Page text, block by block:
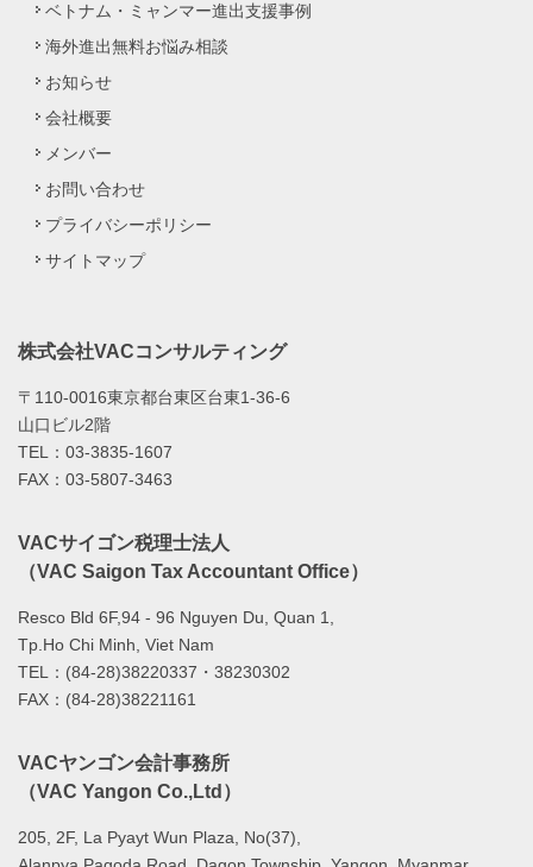
ベトナム・ミャンマー進出支援事例
海外進出無料お悩み相談
お知らせ
会社概要
メンバー
お問い合わせ
プライバシーポリシー
サイトマップ
株式会社VACコンサルティング
〒110-0016東京都台東区台東1-36-6
山口ビル2階
TEL：03-3835-1607
FAX：03-5807-3463
VACサイゴン税理士法人
（VAC Saigon Tax Accountant Office）
Resco Bld 6F,94 - 96 Nguyen Du, Quan 1,
Tp.Ho Chi Minh, Viet Nam
TEL：(84-28)38220337・38230302
FAX：(84-28)38221161
VACヤンゴン会計事務所
（VAC Yangon Co.,Ltd）
205, 2F, La Pyayt Wun Plaza, No(37),